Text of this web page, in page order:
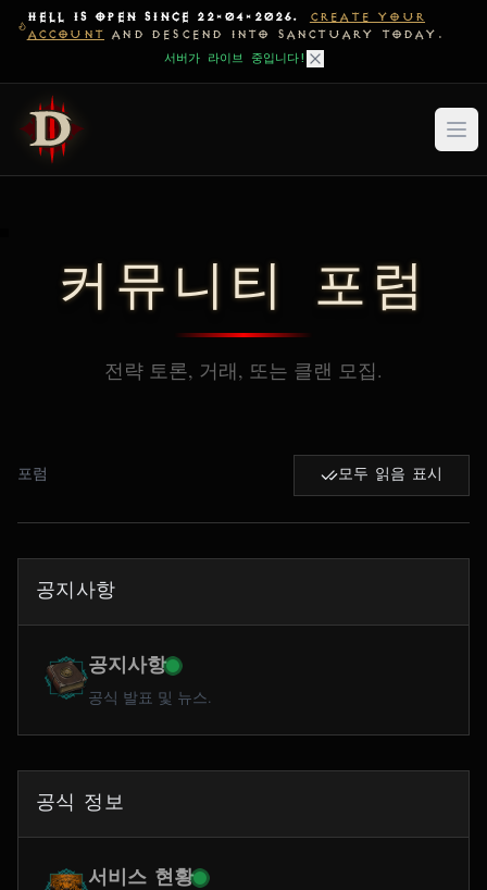
HELL IS OPEN SINCE 22-04-2026.
CREATE YOUR
ACCOUNT AND DESCEND INTO SANCTUARY TODAY.
서버가 라이브 중입니다!
커뮤니티 포럼
전략 토론, 거래, 또는 클랜 모집.
포럼 모두 읽음 표시
공지사항
공지사항
공식 발표 및 뉴스.
공식 정보
서비스 현황